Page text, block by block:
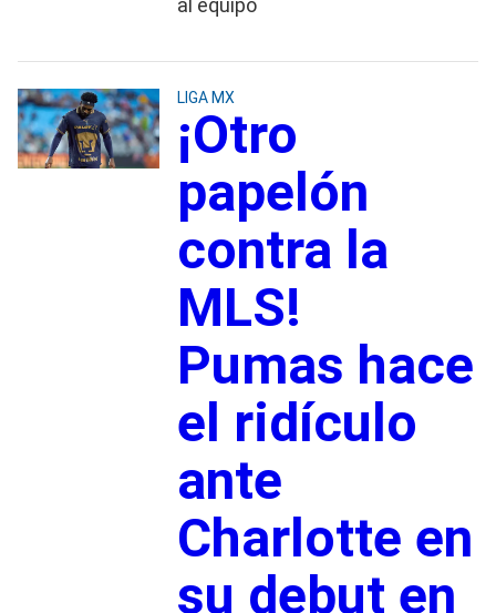
al equipo
LIGA MX
¡Otro
papelón
contra la
MLS!
Pumas hace
el ridículo
ante
Charlotte en
su debut en